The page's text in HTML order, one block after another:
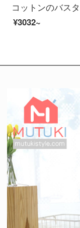
¥3032~